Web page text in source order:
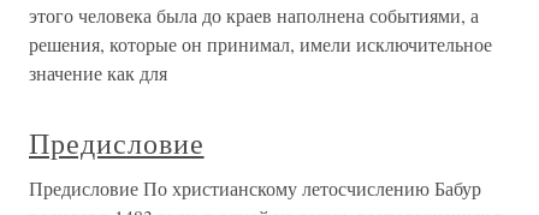
этого человека была до краев наполнена событиями, а
решения, которые он принимал, имели исключительное
значение как для
Предисловие
Предисловие По христианскому летосчислению Бабур